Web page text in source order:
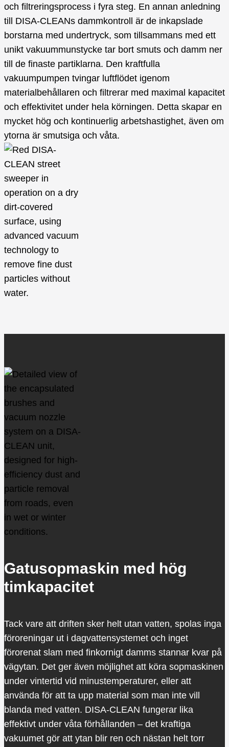
och filtreringsprocess i fyra steg. En annan anledning
till DISA-CLEANs dammkontroll är de inkapslade
borstarna med undertryck, som tillsammans med ett
unikt vakuummunstycke tar bort smuts och damm ner
till de finaste partiklarna. Den kraftfulla
vakuumpumpen tvingar luftflödet igenom
materialbehållaren och filtrerar med maximal kapacitet
och effektivitet under hela körningen. Detta skapar en
mycket hög och kontinuerlig arbetshastighet, även om
ytorna är smutsiga och våta.
Gatusopmaskin med hög
timkapacitet
Tack vare att driften sker helt utan vatten, spolas inga
föroreningar ut i dagvattensystemet och inget
förorenat slam med finkornigt damms stannar kvar på
vägytan. Det ger även möjlighet att köra sopmaskinen
under vintertid vid minustemperaturer, eller att
använda för att ta upp material som man inte vill
blanda med vatten. DISA-CLEAN fungerar lika
effektivt under våta förhållanden – det kraftiga
vakuumet gör att ytan blir ren och nästan helt torr